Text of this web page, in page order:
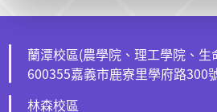
蘭潭校區(農學院、理工學院、生
600355嘉義市鹿寮里學府路300
林森校區